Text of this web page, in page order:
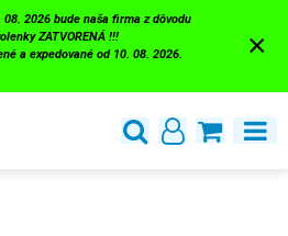
2026 bude naša firma z dôvodu
ZATVORENÁ !!!
a expedované od 10. 08. 2026.
×